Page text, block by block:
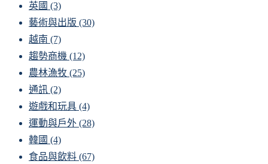
英國 (3)
藝術與出版 (30)
越南 (7)
趨勢商機 (12)
農林漁牧 (25)
通訊 (2)
遊戲和玩具 (4)
運動與戶外 (28)
韓國 (4)
食品與飲料 (67)